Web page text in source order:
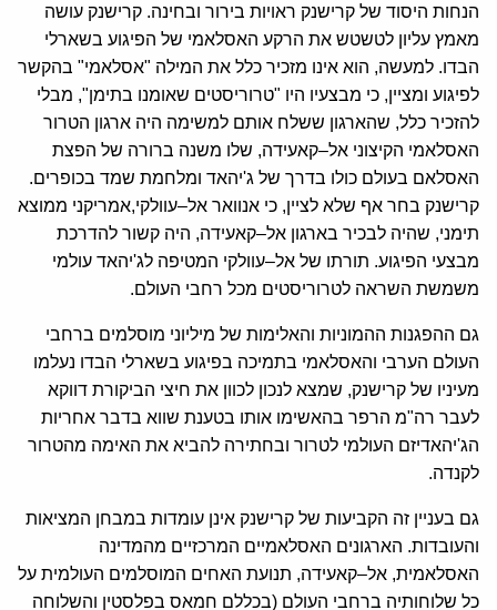
הנחות היסוד של קרישנק ראויות בירור ובחינה. קרישנק עושה
מאמץ עליון לטשטש את הרקע האסלאמי של הפיגוע בשארלי
הבדו. למעשה, הוא אינו מזכיר כלל את המילה "אסלאמי" בהקשר
לפיגוע ומציין, כי מבצעיו היו "טרוריסטים שאומנו בתימן", מבלי
להזכיר כלל, שהארגון ששלח אותם למשימה היה ארגון הטרור
האסלאמי הקיצוני אל–קאעידה, שלו משנה ברורה של הפצת
האסלאם בעולם כולו בדרך של ג'יהאד ומלחמת שמד בכופרים.
קרישנק בחר אף שלא לציין, כי אנוואר אל–עוולקי,אמריקני ממוצא
תימני, שהיה לבכיר בארגון אל–קאעידה, היה קשור להדרכת
מבצעי הפיגוע. תורתו של אל–עוולקי המטיפה לג'יהאד עולמי
משמשת השראה לטרוריסטים מכל רחבי העולם.
גם ההפגנות ההמוניות והאלימות של מיליוני מוסלמים ברחבי
העולם הערבי והאסלאמי בתמיכה בפיגוע בשארלי הבדו נעלמו
מעיניו של קרישנק, שמצא לנכון לכוון את חיצי הביקורת דווקא
לעבר רה"מ הרפר בהאשימו אותו בטענת שווא בדבר אחריות
הג'יהאדיזם העולמי לטרור ובחתירה להביא את האימה מהטרור
לקנדה.
גם בעניין זה הקביעות של קרישנק אינן עומדות במבחן המציאות
והעובדות. הארגונים האסלאמיים המרכזיים מהמדינה
האסלאמית, אל–קאעידה, תנועת האחים המוסלמים העולמית על
כל שלוחותיה ברחבי העולם (בכללם חמאס בפלסטין והשלוחה